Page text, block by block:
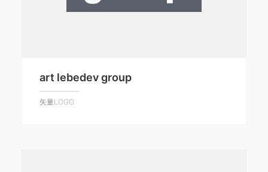
art lebedev group
矢量LOGO